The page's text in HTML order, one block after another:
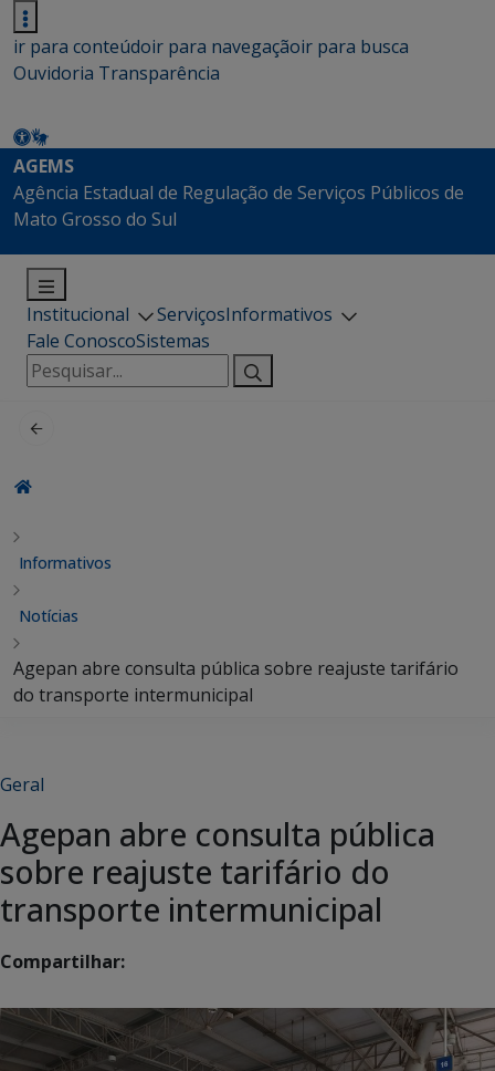
ir para conteúdoir para navegaçãoir para busca
Ouvidoria Transparência
AGEMS
Agência Estadual de Regulação de Serviços Públicos de
Mato Grosso do Sul
Institucional ServiçosInformativos
Fale ConoscoSistemas
Pesquisar
por:
Informativos
Notícias
Agepan abre consulta pública sobre reajuste tarifário
do transporte intermunicipal
Geral
Agepan abre consulta pública
sobre reajuste tarifário do
transporte intermunicipal
Compartilhar: